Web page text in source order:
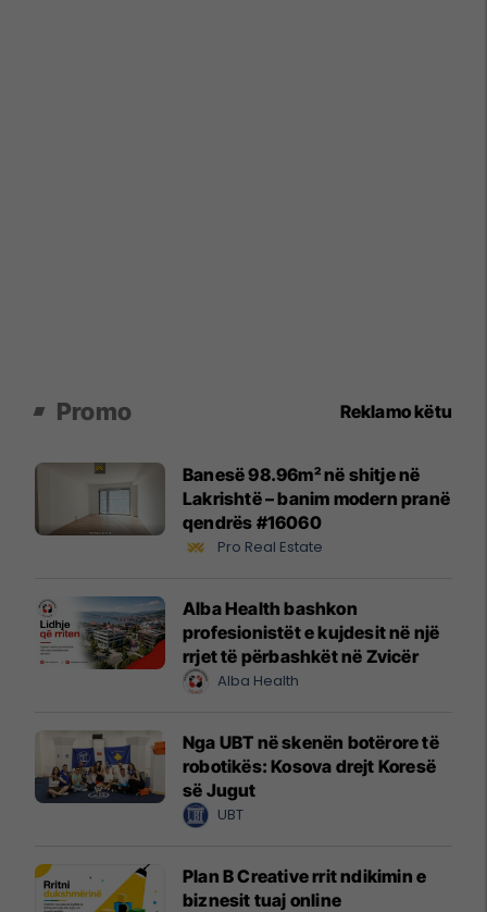
Promo Reklamo këtu
Banesë 98.96m² në shitje në
Lakrishtë – banim modern pranë
qendrës #16060
Pro Real Estate
Alba Health bashkon
profesionistët e kujdesit në një
rrjet të përbashkët në Zvicër
Alba Health
Nga UBT në skenën botërore të
robotikës: Kosova drejt Koresë
së Jugut
UBT
Plan B Creative rrit ndikimin e
biznesit tuaj online